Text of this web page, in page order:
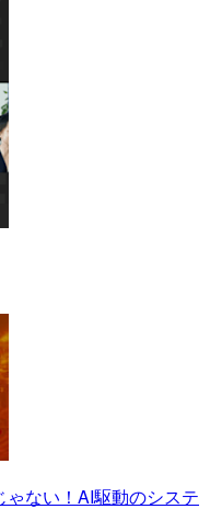
ゃない！AI駆動のシステ